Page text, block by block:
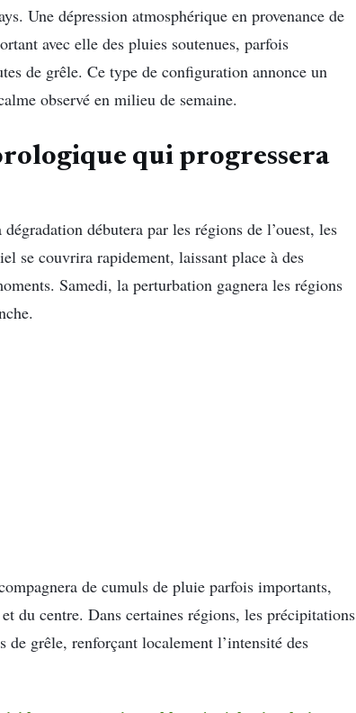
Une dépression atmosphérique en provenance de
avec elle des pluies soutenues, parfois
de grêle. Ce type de configuration annonce un
observé en milieu de semaine.
qui progressera
débutera par les régions de l’ouest, les
se couvrira rapidement, laissant place à des
Samedi, la perturbation gagnera les régions
de cumuls de pluie parfois importants,
du centre. Dans certaines régions, les précipitations
de grêle, renforçant localement l’intensité des